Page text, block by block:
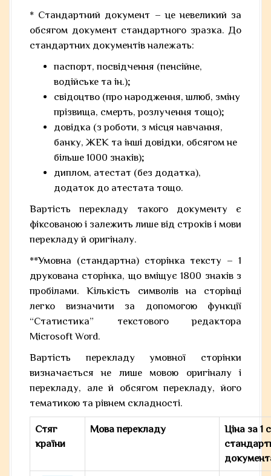
* Стандартний документ – це невеликий за
обсягом документ стандартного зразка. До
стандартних документів належать:
паспорт, посвідчення (пенсійне,
водійське та ін.);
свідоцтво (про народження, шлюб, зміну
прізвища, смерть, розлучення тощо);
довідка (з роботи, з місця навчання,
банку, ЖЕК та інші довідки, обсягом не
більше 1000 знаків);
диплом, атестат (без додатка),
додаток до атестата тощо.
Вартість перекладу такого документу є
фіксованою і залежить лише від строків і мови
перекладу й оригіналу.
**Умовна (стандартна) сторінка тексту – 1
друкована сторінка, що вміщує 1800 знаків з
пробілами. Кількість символів на сторінці
легко визначити за допомогою функції
“Статистика” текстового редактора
Microsoft Word.
Вартість перекладу умовної сторінки
визначається не лише мовою оригіналу і
перекладу, але й обсягом перекладу, його
тематикою та рівнем складності.
Стяг
країни
Мова перекладу
Ціна за 1